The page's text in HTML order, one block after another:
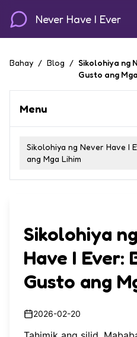
Never Have I Ever
Bahay / Blog / Sikolohiya ng
Gusto ang
Menu
Sikolohiya ng Never Have I
ang Mga Lihim
Sikolohiya
Have I Ever:
Gusto ang
2026-02-20